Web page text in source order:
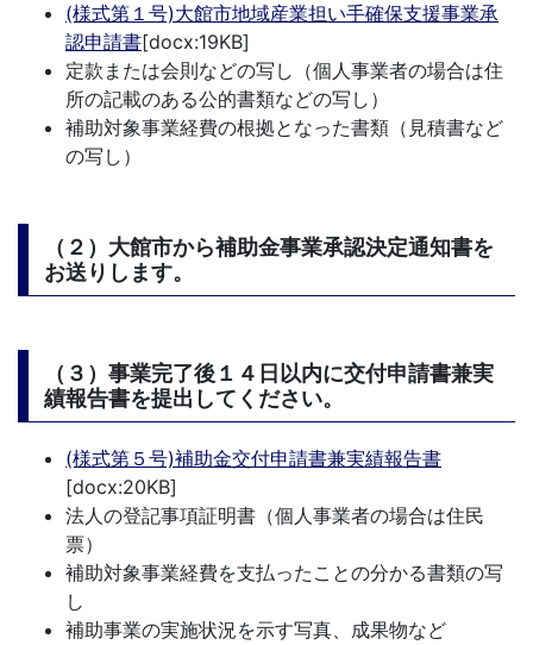
(様式第１号)大館市地域産業担い手確保支援事業承
認申請書[docx:19KB]
定款または会則などの写し（個人事業者の場合は住
所の記載のある公的書類などの写し）
補助対象事業経費の根拠となった書類（見積書など
の写し）
（２）大館市から補助金事業承認決定通知書を
お送りします。
（３）事業完了後１４日以内に交付申請書兼実
績報告書を提出してください。
(様式第５号)補助金交付申請書兼実績報告書
[docx:20KB]
法人の登記事項証明書（個人事業者の場合は住民
票）
補助対象事業経費を支払ったことの分かる書類の写
し
補助事業の実施状況を示す写真、成果物など